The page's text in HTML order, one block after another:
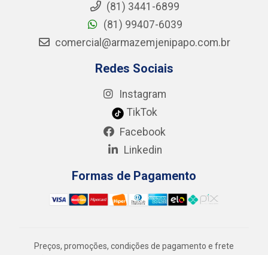
(81) 3441-6899
(81) 99407-6039
comercial@armazemjenipapo.com.br
Redes Sociais
Instagram
TikTok
Facebook
Linkedin
Formas de Pagamento
Preços, promoções, condições de pagamento e frete